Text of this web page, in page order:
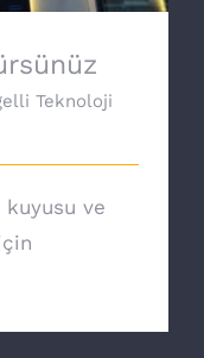
Teknoloji
kuyusu ve